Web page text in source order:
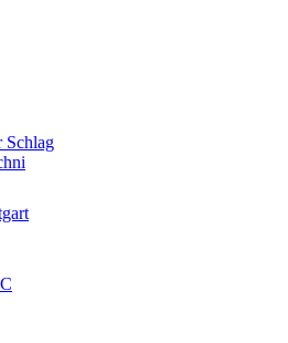
Schlag